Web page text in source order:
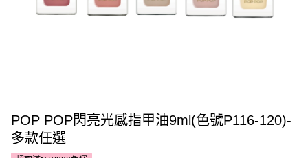
POP POP閃亮光感指甲油9ml(色號P116-120)-
多款任選